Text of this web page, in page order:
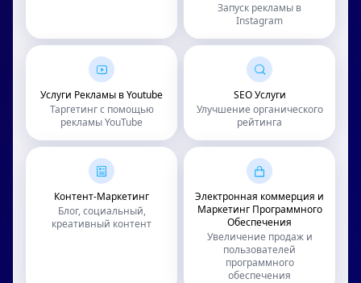
Запуск рекламы в
Instagram
Услуги Рекламы в Youtube
Таргетинг с помощью
рекламы YouTube
SEO Услуги
Улучшение органического
рейтинга
Контент-Маркетинг
Блог, социальный,
креативный контент
Электронная коммерция и
Маркетинг Программного
Обеспечения
Увеличение продаж и
пользователей
программного
обеспечения